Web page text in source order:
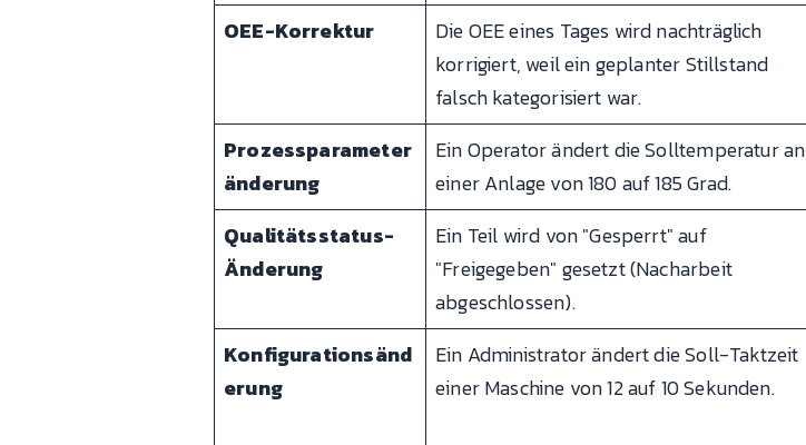
OEE-Korrektur
Die OEE eines Tages wird nachträglich
korrigiert, weil ein geplanter Stillstand
falsch kategorisiert war.
Prozessparameter
änderung
Ein Operator ändert die Solltemperatur an
einer Anlage von 180 auf 185 Grad.
Qualitätsstatus-
Änderung
Ein Teil wird von "Gesperrt" auf
"Freigegeben" gesetzt (Nacharbeit
abgeschlossen).
Konfigurationsänd
erung
Ein Administrator ändert die Soll-Taktzeit
einer Maschine von 12 auf 10 Sekunden.